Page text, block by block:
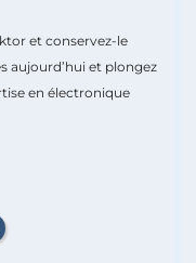
et conservez-le
aujourd’hui et plongez
en électronique